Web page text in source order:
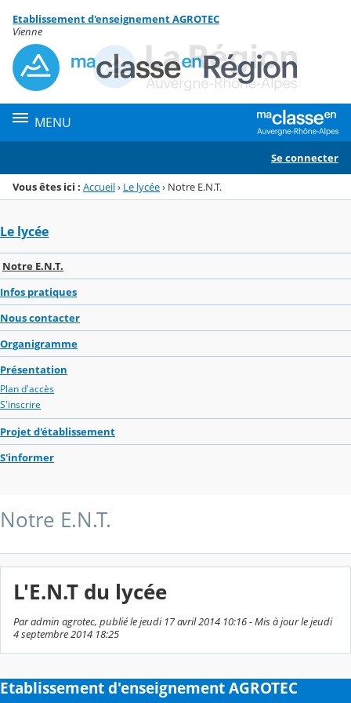
Menu de la rubrique
Contenu
Etablissement d'enseignement AGROTEC
Vienne
MENU
Se connecter
Vous êtes ici : Accueil› Le lycée› Notre E.N.T.
Le lycée
Notre E.N.T.
Infos pratiques
Nous contacter
Organigramme
Présentation
Plan d'accès
S'inscrire
Projet d'établissement
S'informer
Notre E.N.T.
L'E.N.T du lycée
Par admin agrotec, publié le jeudi 17 avril 2014 10:16 - Mis à jour le jeudi
4 septembre 2014 18:25
Etablissement d'enseignement AGROTEC